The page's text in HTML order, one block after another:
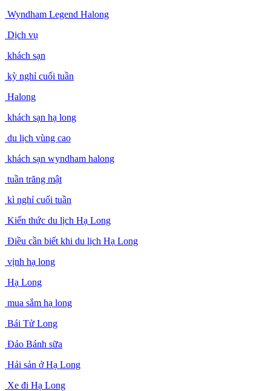
Wyndham Legend Halong
Dịch vụ
khách sạn
kỳ nghỉ cuối tuần
Halong
khách sạn hạ long
du lịch vùng cao
khách sạn wyndham halong
tuần trăng mật
kì nghỉ cuối tuần
Kiến thức du lịch Hạ Long
Điều cần biết khi du lịch Hạ Long
vịnh hạ long
Hạ Long
mua sắm hạ long
Bái Tử Long
Đảo Bánh sữa
Hải sản ở Hạ Long
Xe đi Hạ Long